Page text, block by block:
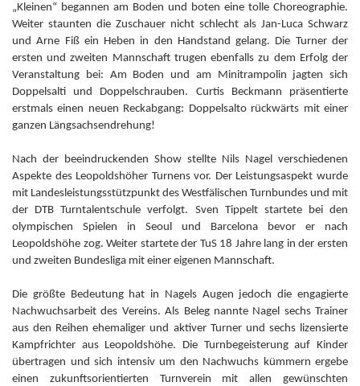
„Kleinen“ begannen am Boden und boten eine tolle Choreographie.
Weiter staunten die Zuschauer nicht schlecht als Jan-Luca Schwarz
und Arne Fiß ein Heben in den Handstand gelang. Die Turner der
ersten und zweiten Mannschaft trugen ebenfalls zu dem Erfolg der
Veranstaltung bei: Am Boden und am Minitrampolin jagten sich
Doppelsalti und Doppelschrauben. Curtis Beckmann präsentierte
erstmals einen neuen Reckabgang: Doppelsalto rückwärts mit einer
ganzen Längsachsendrehung!
Nach der beeindruckenden Show stellte Nils Nagel verschiedenen
Aspekte des Leopoldshöher Turnens vor. Der Leistungsaspekt wurde
mit Landesleistungsstützpunkt des Westfälischen Turnbundes und mit
der DTB Turntalentschule verfolgt. Sven Tippelt startete bei den
olympischen Spielen in Seoul und Barcelona bevor er nach
Leopoldshöhe zog. Weiter startete der TuS 18 Jahre lang in der ersten
und zweiten Bundesliga mit einer eigenen Mannschaft.
Die größte Bedeutung hat in Nagels Augen jedoch die engagierte
Nachwuchsarbeit des Vereins. Als Beleg nannte Nagel sechs Trainer
aus den Reihen ehemaliger und aktiver Turner und sechs lizensierte
Kampfrichter aus Leopoldshöhe. Die Turnbegeisterung auf Kinder
übertragen und sich intensiv um den Nachwuchs kümmern ergebe
einen zukunftsorientierten Turnverein mit allen gewünschten